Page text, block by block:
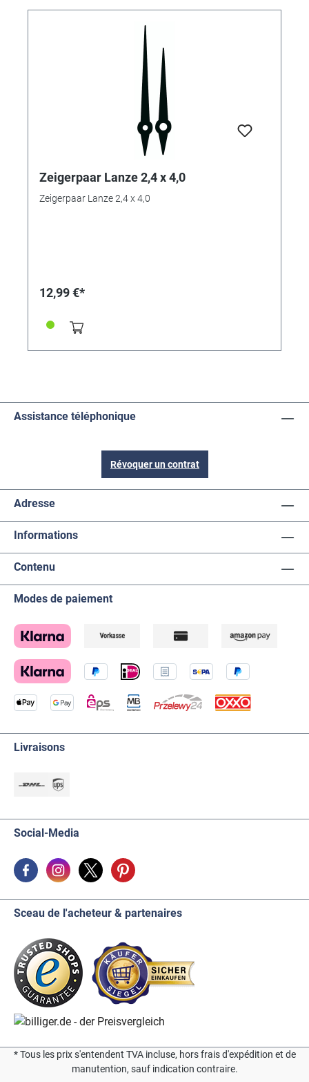
Zeigerpaar Lanze 2,4 x 4,0
Zeigerpaar Lanze 2,4 x 4,0
12,99 €*
Assistance téléphonique
Révoquer un contrat
Adresse
Informations
Contenu
Modes de paiement
Livraisons
Social-Media
Sceau de l'acheteur & partenaires
* Tous les prix s'entendent TVA incluse, hors frais d'expédition et de
manutention, sauf indication contraire.